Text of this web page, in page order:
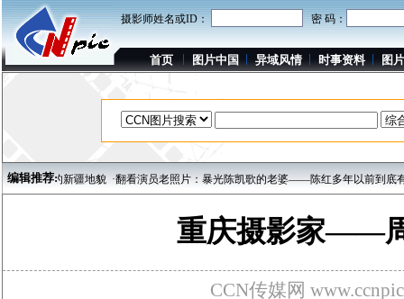
摄影师姓名或ID： 密 码：
首页 图片中国 异域风情 时事资料 图
编辑推荐:
色彩的新疆地貌 ·翻看演员老照片：暴光陈凯歌的老婆——陈红多年以前到底有多
重庆摄影家——
CCN传媒网